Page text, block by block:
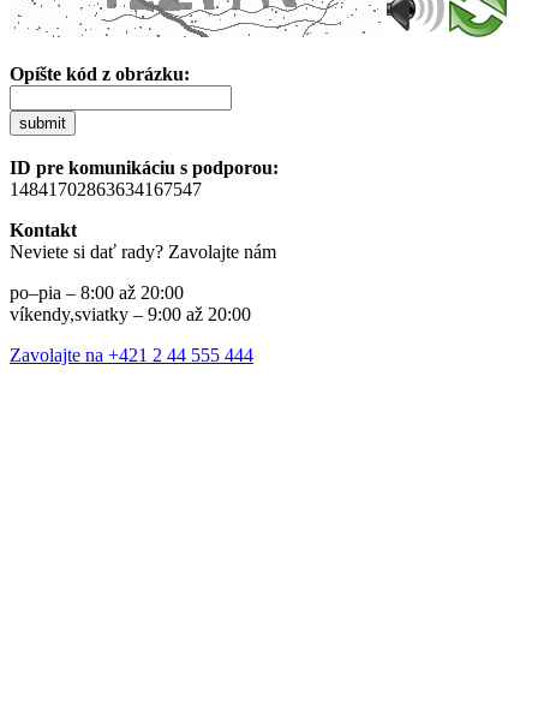
Opíšte kód z obrázku:
submit
ID pre komunikáciu s podporou:
14841702863634167547
Kontakt
Neviete si dať rady? Zavolajte nám
po–pia – 8:00 až 20:00
víkendy,sviatky – 9:00 až 20:00
Zavolajte na +421 2 44 555 444